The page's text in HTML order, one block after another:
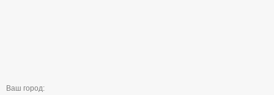
Ваш город: